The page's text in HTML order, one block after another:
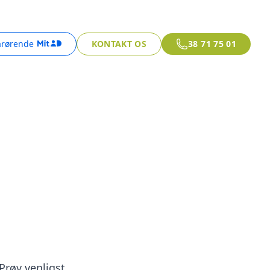
KONTAKT OS 38 71 75 01